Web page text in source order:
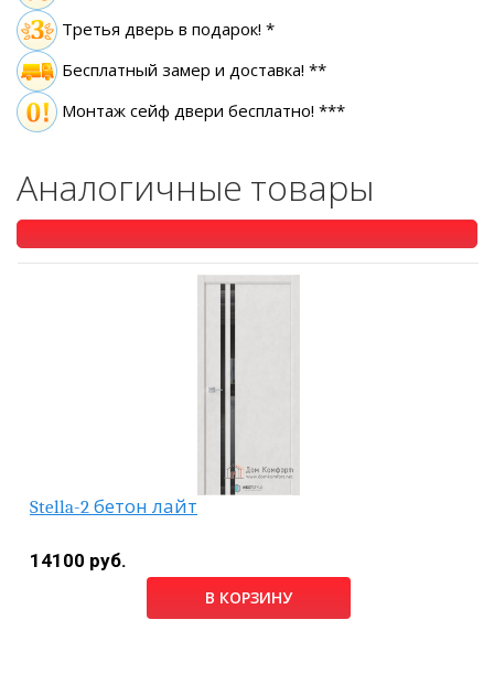
Третья дверь в подарок! *
Бесплатный замер и доставка! **
Монтаж сейф двери бесплатно! ***
Аналогичные товары
Stella-2 бетон лайт
14100 руб.
В КОРЗИНУ